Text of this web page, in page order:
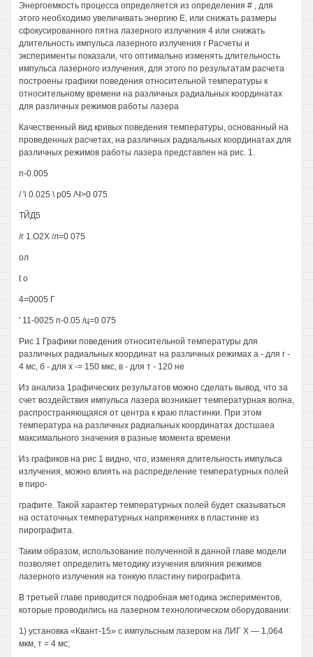
Энергоемкость процесса определяется из определения # , для
этого необходимо увеличивать энергию Е, или снижать размеры
сфокусированного пятна лазерного излучения 4 или снижать
длительность импульса лазерного излучения г Расчеты и
эксперименты показали, что оптимально изменять длительность
импульса лазерного излучения, для этого по результатам расчета
построены графики поведения относительной температуры к
относительному времени на различных радиальных координатах
для различных режимов работы лазера
Качественный вид кривых поведения температуры, основанный на
проведенных расчетах, на различных радиальных координатах для
различных режимов работы лазера представлен на рис. 1.
п-0.005
/ 'i 0.025 \ р05 /Ч>0 075
ТЙД5
/г 1.О2Х /л=0 075
ол
t о
4=0005 Г
' 11-0025 п-0.05 /ц=0 075
Рис 1 Графики поведения относительной температуры для
различных радиальных координат на различных режимах а - для г -
4 мс, б - для х -= 150 мкс, в - для т - 120 не
Из анализа 1рафических результатов можно сделать вывод, что за
счет воздействия импульса лазера возникает температурная волна,
распространяющаяся от центра к краю пластинки. При этом
температура на различных радиальных координатах достшаеа
максимального значения в разные момента времени
Из графиков на рис 1 видно, что, изменяя длительность импульса
излучения, можно влиять на распределение температурных полей
в пиро-
графите. Такой характер температурных полей будет сказываться
на остаточных температурных напряжениях в пластинке из
пирографита.
Таким образом, использование полученной в данной главе модели
позволяет определить методику изучения влияния режимов
лазерного излучения на тонкую пластину пирографита.
В третьей главе приводится подробная методика экспериментов,
которые проводились на лазерном технологическом оборудовании:
1) установка «Квант-15» с импульсным лазером на ЛИГ X — 1,064
мкм, т = 4 мс;